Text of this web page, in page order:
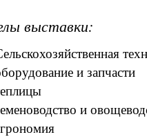
выставки:
и запчасти
и